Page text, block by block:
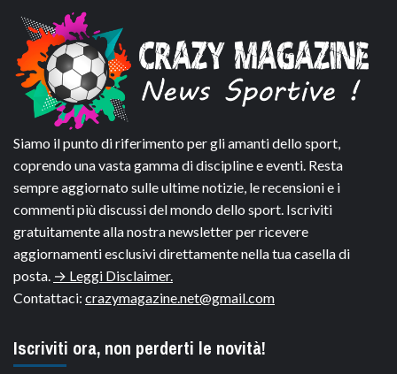
Siamo il punto di riferimento per gli amanti dello sport,
coprendo una vasta gamma di discipline e eventi. Resta
sempre aggiornato sulle ultime notizie, le recensioni e i
commenti più discussi del mondo dello sport. Iscriviti
gratuitamente alla nostra newsletter per ricevere
aggiornamenti esclusivi direttamente nella tua casella di
posta. → Leggi Disclaimer.
Contattaci: crazymagazine.net@gmail.com
Iscriviti ora, non perderti le novità!